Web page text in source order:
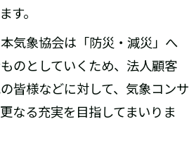
す。
気象協会は「防災・減災」へ
のとしていくため、法人顧客
皆様などに対して、気象コンサ
なる充実を目指してまいりま